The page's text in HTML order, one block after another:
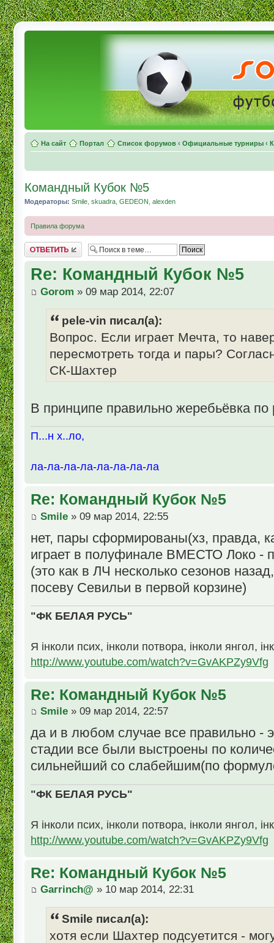
На сайт Портал Список форумов ‹ Официальные турниры ‹
Командный Кубок №5
Модераторы: Smile skuadra GEDEON alexden
Правила форума
Комментировать
Re: Командный Кубок №5
Gorom » 09 мар 2014, 22:07
pele-vin писал(а):
Вопрос. Если играет Мечта, то
пересмотреть тогда и пары?
СК-Шахтер
В принципе правильно жеребьёвка по
П...н х..ло,
ла-ла-ла-ла-ла-ла-ла-ла
Re: Командный Кубок №5
Smile » 09 мар 2014, 22:55
нет, пары сформированы(хз, правда,
играет в полуфинале ВМЕСТО Локо -
(это как в ЛЧ несколько сезонов
посеву Севильи в первой корзине)
"ФК БЕЛАЯ РУСЬ"
Я інколи псих, інколи потвора, інколи янгол,
http://www.youtube.com/watch?v=GvAKPZy9Vfg
Re: Командный Кубок №5
Smile » 09 мар 2014, 22:57
да и в любом случае все правильно -
стадии все были выстроены по
сильнейший со слабейшим(по
"ФК БЕЛАЯ РУСЬ"
Я інколи псих, інколи потвора, інколи янгол,
http://www.youtube.com/watch?v=GvAKPZy9Vfg
Re: Командный Кубок №5
Garrinch@ » 10 мар 2014, 22:31
Smile писал(а):
хотя если Шахтер подсуетится -